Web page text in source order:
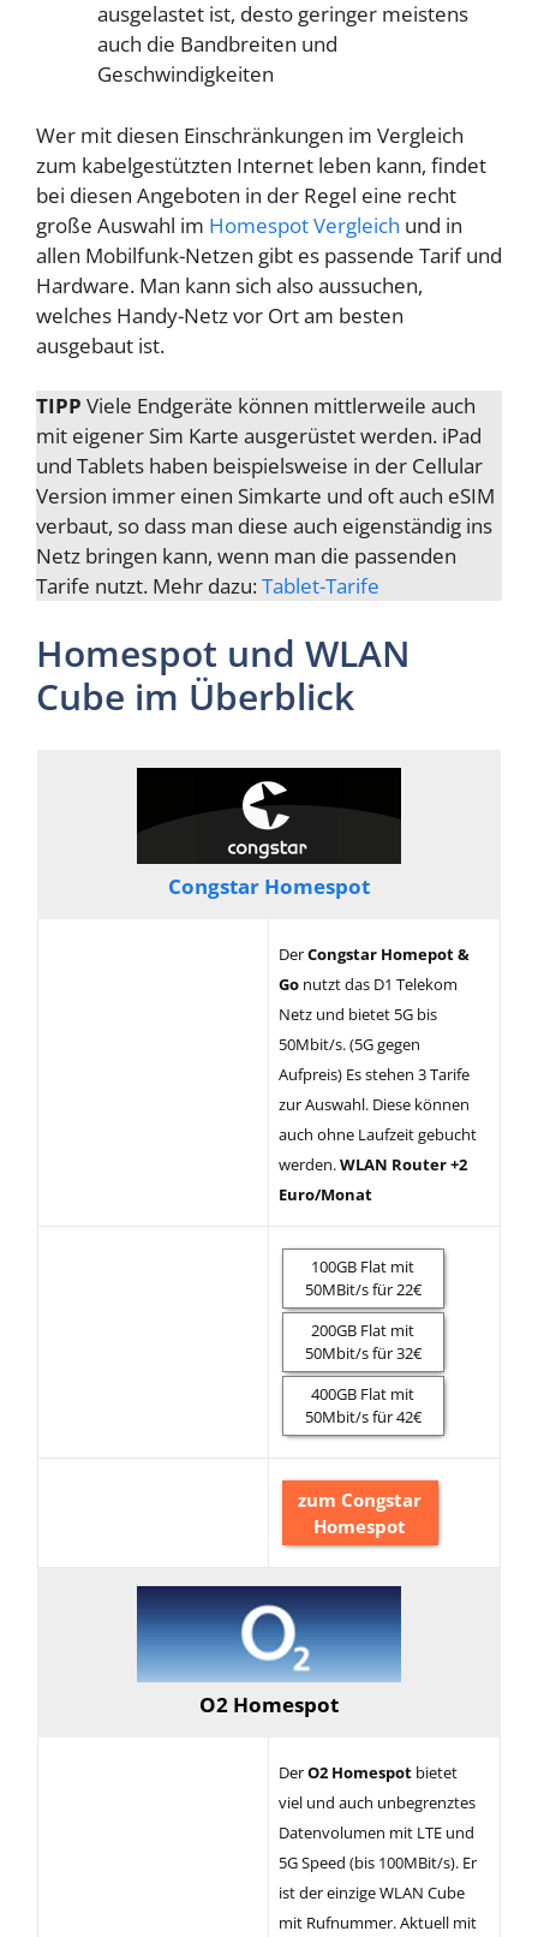
ausgelastet ist, desto geringer meistens
auch die Bandbreiten und
Geschwindigkeiten
Wer mit diesen Einschränkungen im Vergleich
zum kabelgestützten Internet leben kann, findet
bei diesen Angeboten in der Regel eine recht
große Auswahl im Homespot Vergleich und in
allen Mobilfunk-Netzen gibt es passende Tarif und
Hardware. Man kann sich also aussuchen,
welches Handy-Netz vor Ort am besten
ausgebaut ist.
TIPP Viele Endgeräte können mittlerweile auch
mit eigener Sim Karte ausgerüstet werden. iPad
und Tablets haben beispielsweise in der Cellular
Version immer einen Simkarte und oft auch eSIM
verbaut, so dass man diese auch eigenständig ins
Netz bringen kann, wenn man die passenden
Tarife nutzt. Mehr dazu:Tablet-Tarife
Homespot und WLAN
Cube im Überblick
Congstar Homespot
DerCongstar Homepot &
Gonutzt das D1 Telekom
Netz und bietet 5G bis
50Mbit/s. (5G gegen
Aufpreis) Es stehen 3 Tarife
zur Auswahl. Diese können
auch ohne Laufzeit gebucht
werden.WLAN Router +2
Euro/Monat
100GB Flat mit
50MBit/s für 22€
200GB Flat mit
50Mbit/s für 32€
400GB Flat mit
50Mbit/s für 42€
zum Congstar
Homespot
O2 Homespot
DerO2 Homespotbietet
viel und auch unbegrenztes
Datenvolumen mit LTE und
5G Speed (bis 100MBit/s). Er
ist der einzige WLAN Cube
mit Rufnummer. Aktuell mit